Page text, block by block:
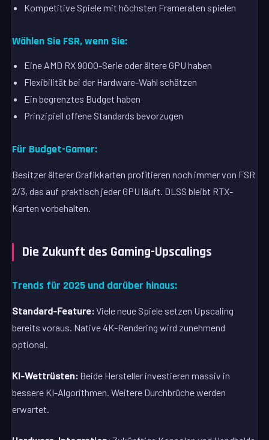
Kompetitive Spiele mit höchsten Frameraten spielen
Wählen Sie FSR, wenn Sie:
Eine AMD RX 9000-Serie oder ältere GPU haben
Flexibilität bei der Hardware-Wahl schätzen
Ein begrenztes Budget haben
Prinzipiell offene Standards bevorzugen
Für Budget-Gamer:
Besitzer älterer Grafikkarten profitieren noch immer von FSR
2/3, das auf praktisch jeder GPU läuft. DLSS bleibt RTX-
Karten vorbehalten.
Die Zukunft des Gaming-Upscalings
Trends für 2025 und darüber hinaus:
Standard-Feature:Viele neue Spiele setzen Upscaling
bereits voraus. Native 4K-Rendering wird zunehmend
optional.
KI-Wettrüsten: Beide Hersteller investieren massiv in
bessere KI-Algorithmen. Weitere Durchbrüche werden
erwartet.